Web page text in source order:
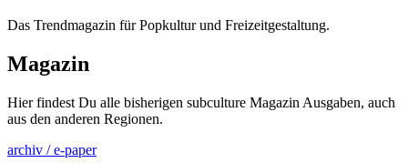
Das Trendmagazin für Popkultur und Freizeitgestaltung.
Magazin
Hier findest Du alle bisherigen subculture Magazin Ausgaben, auch
aus den anderen Regionen.
archiv / e-paper